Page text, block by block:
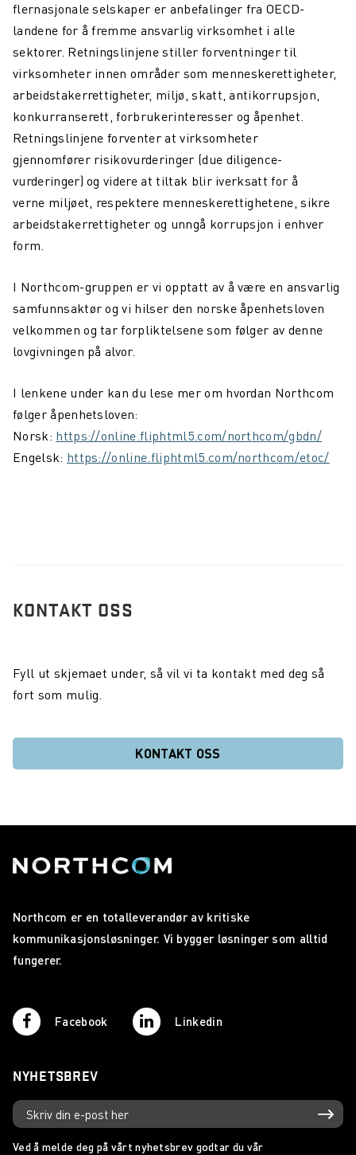
flernasjonale selskaper er anbefalinger fra OECD-
landene for å fremme ansvarlig virksomhet i alle
sektorer. Retningslinjene stiller forventninger til
virksomheter innen områder som menneskerettigheter,
arbeidstakerrettigheter, miljø, skatt, antikorrupsjon,
konkurranserett,forbrukerinteresser og åpenhet.
Retningslinjene forventer at virksomheter
gjennomfører risikovurderinger (due diligence-
vurderinger) og videre at tiltak blir iverksatt for å
verne miljøet, respektere menneskerettighetene, sikre
arbeidstakerrettigheter og unngå korrupsjon i enhver
form.
I Northcom-gruppen er vi opptatt av å være en ansvarlig
samfunnsaktør og vi hilser den norske åpenhetsloven
velkommen og tar forpliktelsene som følger av denne
lovgivningen påalvor.
I lenkene under kan du lese mer om hvordan Northcom
følger åpenhetsloven:
Norsk: https://online.fliphtml5.com/northcom/gbdn/
Engelsk: https://online.fliphtml5.com/northcom/etoc/
KONTAKT OSS
Fyll ut skjemaet under, så vil vi ta kontakt med deg så
fort som mulig.
KONTAKT OSS
Northcom er en totalleverandør av kritiske
kommunikasjonsløsninger. Vi bygger løsninger som alltid
fungerer.
Facebook Linkedin
NYHETSBREV
Ved å melde deg på vårt nyhetsbrev godtar du vår